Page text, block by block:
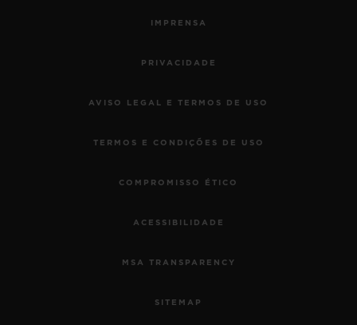
IMPRENSA
PRIVACIDADE
AVISO LEGAL E TERMOS DE USO
TERMOS E CONDIÇÕES DE USO
COMPROMISSO ÉTICO
ACESSIBILIDADE
MSA TRANSPARENCY
SITEMAP